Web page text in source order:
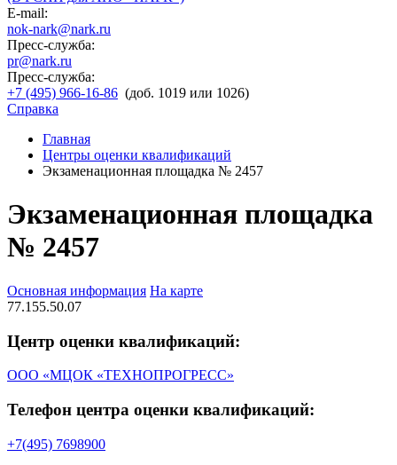
E-mail:
nok-nark@nark.ru
Пресс-служба:
pr@nark.ru
Пресс-служба:
+7 (495) 966-16-86 (доб. 1019 или 1026)
Справка
Главная
Центры оценки квалификаций
Экзаменационная площадка № 2457
Экзаменационная площадка
№ 2457
Основная информация На карте
77.155.50.07
Центр оценки квалификаций:
ООО «МЦОК «ТЕХНОПРОГРЕСС»
Телефон центра оценки квалификаций:
+7(495) 7698900